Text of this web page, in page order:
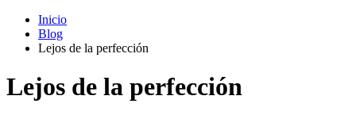
Inicio
Blog
Lejos de la perfección
Lejos de la perfección